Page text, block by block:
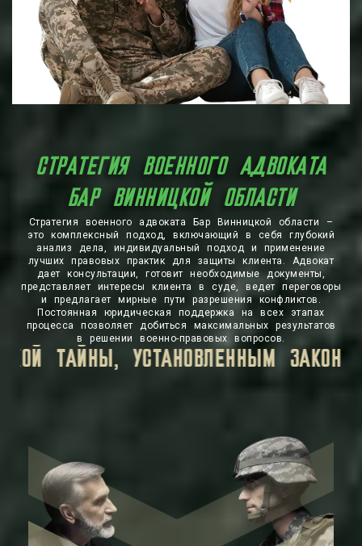
СТРАТЕГИЯ ВОЕННОГО АДВОКАТА
БАР ВИННИЦКОЙ ОБЛАСТИ
Стратегия военного адвоката Бар Винницкой области –
это комплексный подход, включающий в себя глубокий
анализ дела, индивидуальный подход и применение
лучших правовых практик для защиты клиента. Адвокат
дает консультации, готовит необходимые документы,
представляет интересы клиента в суде, ведет переговоры
и предлагает мирные пути разрешения конфликтов.
Постоянная юридическая поддержка на всех этапах
процесса позволяет добиться максимальных результатов
в решении военно-правовых вопросов.
ИНФОРМАЦИЯ, КОТОРУЮ ВЫ